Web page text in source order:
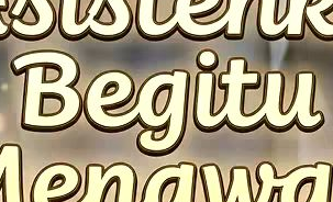
KuatRomansaRomansa Urban